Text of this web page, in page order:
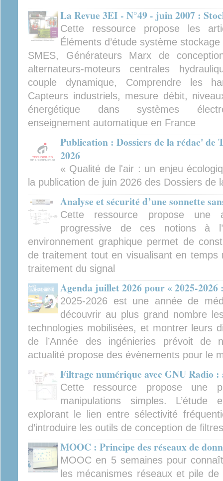
La Revue 3EI - N°49 - juin 2007 :
Cette ressource propose les
Éléments d’étude système
SMES, Générateurs Marx de
alternateurs-moteurs centrales
couple dynamique, Comprendre les
Capteurs industriels, mesure débit,
énergétique dans systèmes
enseignement automatique en France
Publication : Dossiers de la rédac' de
2026
« Qualité de l'air : un enjeu
la publication de juin 2026 des Dossiers de
Analyse et sécurité d’une sonnette
Cette ressource propose une
progressive de ces notions à
environnement graphique permet de
de traitement tout en visualisant en
traitement du signal
Agenda juillet 2026 pour « 2025-2026
2025-2026 est une année de
découvrir au plus grand nombre
technologies mobilisées, et montrer leurs
de l’Année des ingénieries prévoit de
actualité propose des évènements pour le
Filtrage numérique avec GNU Radio
Cette ressource propose une
manipulations simples. L’étude
explorant le lien entre sélectivité
d’introduire les outils de conception de filtres
MOOC : Principe des réseaux de
MOOC en 5 semaines pour
les mécanismes réseaux et pile